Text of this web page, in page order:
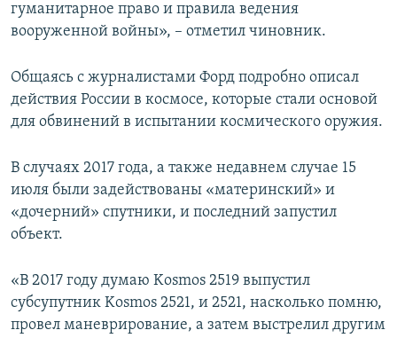
гуманитарное право и правила ведения
вооруженной войны», – отметил чиновник.
Общаясь с журналистами Форд подробно описал
действия России в космосе, которые стали основой
для обвинений в испытании космического оружия.
В случаях 2017 года, а также недавнем случае 15
июля были задействованы «материнский» и
«дочерний» спутники, и последний запустил
объект.
«В 2017 году думаю Kosmos 2519 выпустил
субсупутник Kosmos 2521, и 2521, насколько помню,
провел маневрирование, а затем выстрелил другим